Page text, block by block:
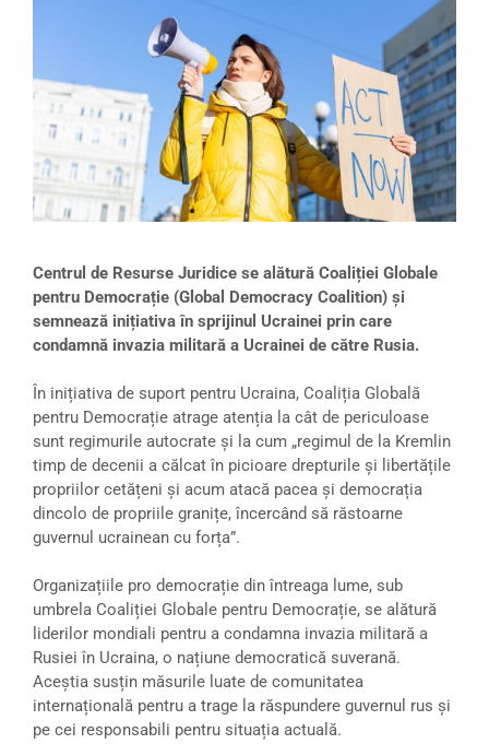
Centrul de Resurse Juridice se alătură Coaliției Globale
pentru Democrație (Global Democracy Coalition) și
semnează inițiativa în sprijinul Ucrainei prin care
condamnă invazia militară a Ucrainei de către Rusia.
În inițiativa de suport pentru Ucraina, Coaliția Globală
pentru Democrație atrage atenția la cât de periculoase
sunt regimurile autocrate și la cum „regimul de la Kremlin
timp de decenii a călcat în picioare drepturile și libertățile
propriilor cetățeni și acum atacă pacea și democrația
dincolo de propriile granițe, încercând să răstoarne
guvernul ucrainean cu forța”.
Organizațiile pro democrație din întreaga lume, sub
umbrela Coaliției Globale pentru Democrație, se alătură
liderilor mondiali pentru a condamna invazia militară a
Rusiei în Ucraina, o națiune democratică suverană.
Aceștia susțin măsurile luate de comunitatea
internațională pentru a trage la răspundere guvernul rus și
pe cei responsabili pentru situația actuală.